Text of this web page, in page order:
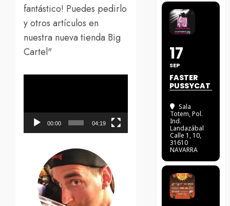
fantástico! Puedes pedirlo
y otros artículos en
nuestra nueva tienda Big
Cartel"
vídeo
00:00 04:19
17
SEP
FASTER
PUSSYCAT
Sala
Totem, Pol.
Ind.
Landazábal
Calle 1, 10,
31610
NAVARRA